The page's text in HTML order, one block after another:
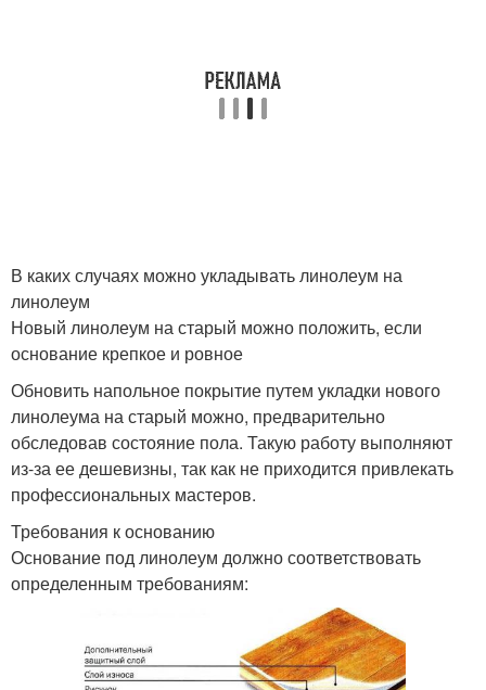
В каких случаях можно укладывать линолеум на
линолеум
Новый линолеум на старый можно положить, если
основание крепкое и ровное
Обновить напольное покрытие путем укладки нового
линолеума на старый можно, предварительно
обследовав состояние пола. Такую работу выполняют
из-за ее дешевизны, так как не приходится привлекать
профессиональных мастеров.
Требования к основанию
Основание под линолеум должно соответствовать
определенным требованиям: